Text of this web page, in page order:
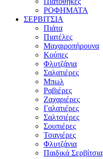
ΡΟΦΗΜΑΤΑ
ΣΕΡΒΙΤΣΙΑ
Πιάτα
Πιατέλες
Μαχαιροπήρουνα
Κούπες
Φλυτζάνια
Σαλατιέρες
Μπωλ
Ραβιέρες
Ζαχαριέρες
Γαλατιέρες
Σαλτσιέρες
Σουπιέρες
Τσαγιέρες
Φλυτζάνια
Παιδικά Σερβίτσια